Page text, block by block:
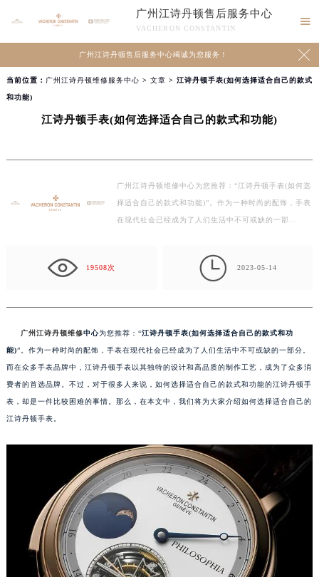
广州江诗丹顿售后服务中心
VACHERON CONSTANTIN

广州江诗丹顿售后服务中心竭诚为您服务！ 
当前位置： 广州江诗丹顿维修服务中心 > 文章 > 江诗丹顿手表(如何选择适合自己的款式
和功能)
江诗丹顿手表(如何选择适合自己的款式和功能)
广州江诗丹顿维修中心为您推荐：“江诗丹顿手表(如何选
择适合自己的款式和功能)”。作为一种时尚的配饰，手表
在现代社会已经成为了人们生活中不可或缺的一部…
19508次  2023-05-14
广州江诗丹顿维修中心为您推荐：“江诗丹顿手表(如何选择适合自己的款式和功
能)”。作为一种时尚的配饰，手表在现代社会已经成为了人们生活中不可或缺的一部分。
而在众多手表品牌中，江诗丹顿手表以其独特的设计和高品质的制作工艺，成为了众多消
费者的首选品牌。不过，对于很多人来说，如何选择适合自己的款式和功能的江诗丹顿手
表，却是一件比较困难的事情。那么，在本文中，我们将为大家介绍如何选择适合自己的
江诗丹顿手表。